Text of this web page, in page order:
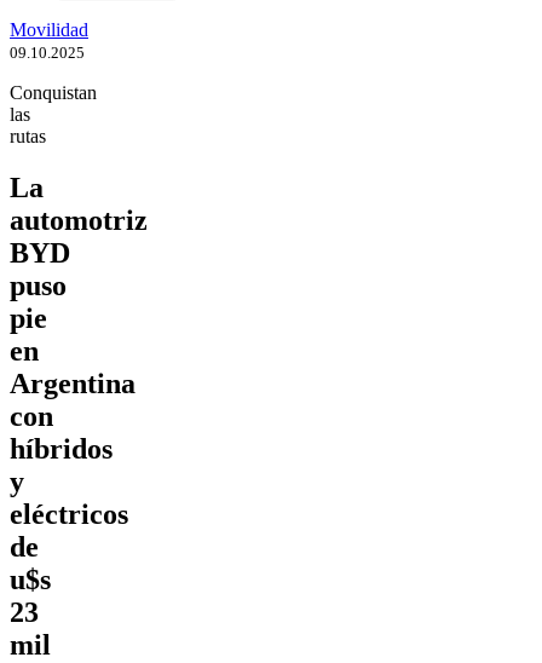
Movilidad
09.10.2025
Conquistan
las
rutas
La
automotriz
BYD
puso
pie
en
Argentina
con
híbridos
y
eléctricos
de
u$s
23
mil